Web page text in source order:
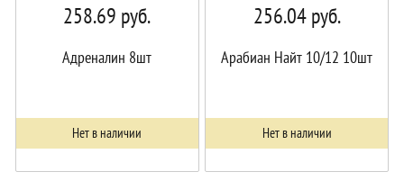
258.69 руб.
Адреналин 8шт
Нет в наличии
256.04руб.
Арабиан Найт 10/12 10шт
Нет в наличии